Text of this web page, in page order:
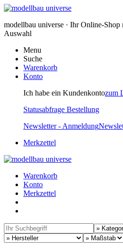
modellbau universe · Ihr Online-
Auswahl
Menu
Suche
Warenkorb
Konto
Ich habe ein Kundenkontozum
Statusabfrage Bestellung
Newsletter - Anmeldung
Merkzettel
Warenkorb
Konto
Merkzettel